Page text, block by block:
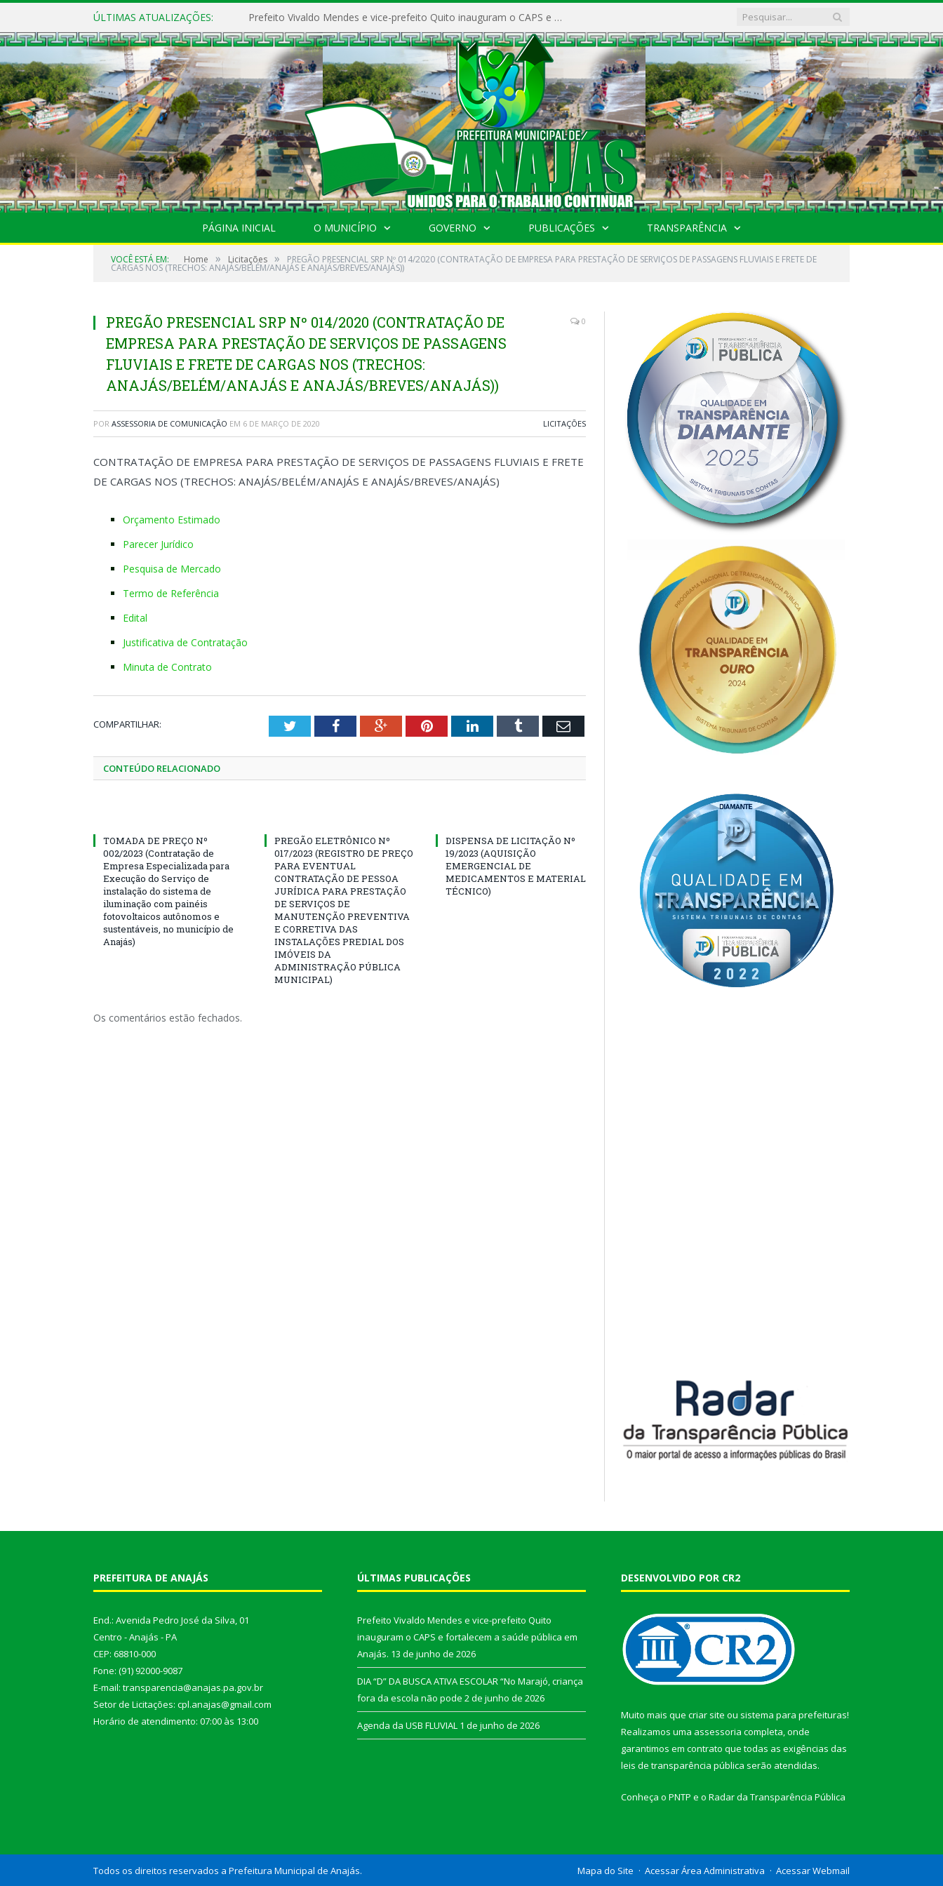
ÚLTIMAS ATUALIZAÇÕES: Prefeito Vivaldo Mendes e vice-prefeito Quito inauguram o CAPS e fortalecem a saúde pública em Anajás.
PÁGINA INICIAL O MUNICÍPIO GOVERNO PUBLICAÇÕES TRANSPARÊNCIA
VOCÊ ESTÁ EM: Home » Licitações » PREGÃO PRESENCIAL SRP Nº 014/2020 (CONTRATAÇÃO DE EMPRESA PARA PRESTAÇÃO DE SERVIÇOS DE PASSAGENS FLUVIAIS E FRETE DE
CARGAS NOS (TRECHOS: ANAJÁS/BELÉM/ANAJÁS E ANAJÁS/BREVES/ANAJÁS))
PREGÃO PRESENCIAL SRP Nº 014/2020 (CONTRATAÇÃO DE
EMPRESA PARA PRESTAÇÃO DE SERVIÇOS DE PASSAGENS
FLUVIAIS E FRETE DE CARGAS NOS (TRECHOS:
ANAJÁS/BELÉM/ANAJÁS E ANAJÁS/BREVES/ANAJÁS))
0
POR ASSESSORIA DE COMUNICAÇÃO EM 6 DE MARÇO DE 2020 LICITAÇÕES
CONTRATAÇÃO DE EMPRESA PARA PRESTAÇÃO DE SERVIÇOS DE PASSAGENS FLUVIAIS E FRETE
DE CARGAS NOS (TRECHOS: ANAJÁS/BELÉM/ANAJÁS E ANAJÁS/BREVES/ANAJÁS)
Orçamento Estimado
Parecer Jurídico
Pesquisa de Mercado
Termo de Referência
Edital
Justificativa de Contratação
Minuta de Contrato
COMPARTILHAR: TwitterFacebookGoogle+PinterestLinkedInTumblr Email
CONTEÚDO RELACIONADO
TOMADA DE PREÇO Nº
002/2023 (Contratação de
Empresa Especializada para
Execução do Serviço de
instalação do sistema de
iluminação com painéis
fotovoltaicos autônomos e
sustentáveis, no município de
Anajás)
PREGÃO ELETRÔNICO Nº
017/2023 (REGISTRO DE PREÇO
PARA EVENTUAL
CONTRATAÇÃO DE PESSOA
JURÍDICA PARA PRESTAÇÃO
DE SERVIÇOS DE
MANUTENÇÃO PREVENTIVA
E CORRETIVA DAS
INSTALAÇÕES PREDIAL DOS
IMÓVEIS DA
ADMINISTRAÇÃO PÚBLICA
MUNICIPAL)
DISPENSA DE LICITAÇÃO Nº
19/2023 (AQUISIÇÃO
EMERGENCIAL DE
MEDICAMENTOS E MATERIAL
TÉCNICO)
Os comentários estão fechados.
PREFEITURA DE ANAJÁS
End.: Avenida Pedro José da Silva, 01
Centro - Anajás - PA
CEP: 68810-000
Fone: (91) 92000-9087
E-mail: transparencia@anajas.pa.gov.br
Setor de Licitações: cpl.anajas@gmail.com
Horário de atendimento: 07:00 às 13:00
ÚLTIMAS PUBLICAÇÕES
Prefeito Vivaldo Mendes e vice-prefeito Quito
inauguram o CAPS e fortalecem a saúde pública em
Anajás. 13 de junho de 2026
DIA “D” DA BUSCA ATIVA ESCOLAR “No Marajó, criança
fora da escola não pode 2 de junho de 2026
Agenda da USB FLUVIAL 1 de junho de 2026
DESENVOLVIDO POR CR2
Muito mais que criar site ou sistema para prefeituras!
Realizamos uma assessoria completa, onde
garantimos em contrato que todas as exigências das
leis de transparência pública serão atendidas.
Conheça o PNTP e o Radar da Transparência Pública
Todos os direitos reservados a Prefeitura Municipal de Anajás. Mapa do Site Acessar Área Administrativa Acessar Webmail